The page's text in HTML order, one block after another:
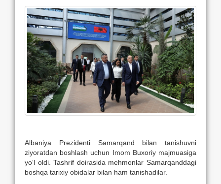
Albaniya Prezidenti Samarqand bilan tanishuvni
ziyoratdan boshlash uchun Imom Buxoriy majmuasiga
yo‘l oldi. Tashrif doirasida mehmonlar Samarqanddagi
boshqa tarixiy obidalar bilan ham tanishadilar.